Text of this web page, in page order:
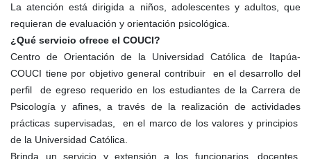
La atención está dirigida a niños, adolescentes y adultos, que
requieran de evaluación y orientación psicológica.
¿Qué servicio ofrece el COUCI?
Centro de Orientación de la Universidad Católica de Itapúa-
COUCI tiene por objetivo general contribuir en el desarrollo del
perfil de egreso requerido en los estudiantes de la Carrera de
Psicología y afines, a través de la realización de actividades
prácticas supervisadas, en el marco de los valores y principios
de la Universidad Católica.
Brinda un servicio y extensión a los funcionarios, docentes,